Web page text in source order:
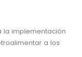
la implementación
a los